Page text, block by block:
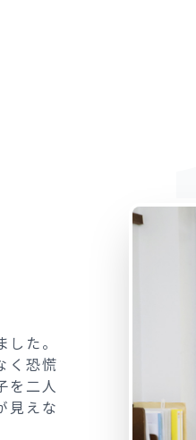
た。
く恐慌
を二人
見えな